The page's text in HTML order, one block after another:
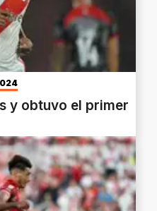
y obtuvo el primer